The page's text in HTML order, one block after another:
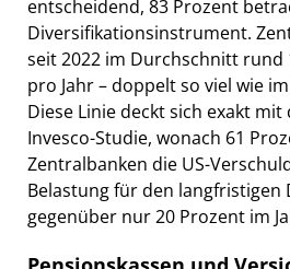
entscheidend, 83 Prozent
Diversifikationsinstrument.
seit 2022 im Durchschnitt rund
pro Jahr – doppelt so viel wie
Diese Linie deckt sich exakt
Invesco-Studie, wonach 61
Zentralbanken die US-
Belastung für den langfristigen
gegenüber nur 20 Prozent im